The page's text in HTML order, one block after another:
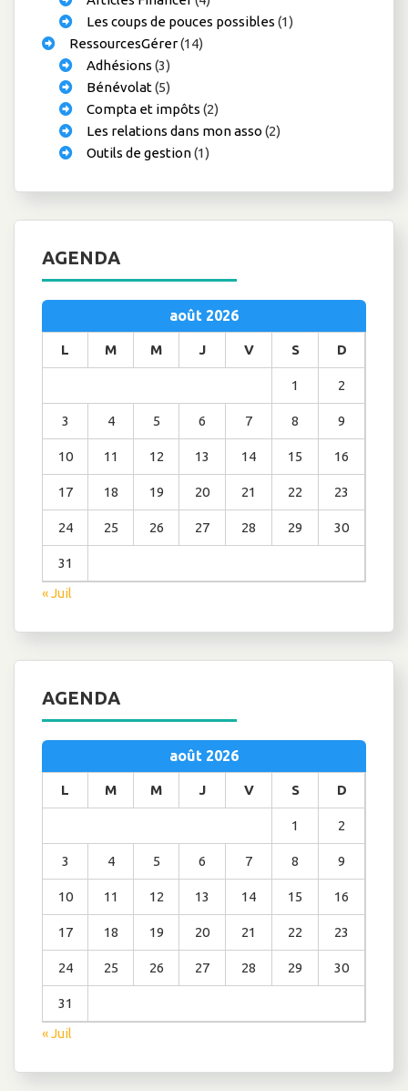
Les coups de pouces possibles (1)
RessourcesGérer(14)
Adhésions (3)
Bénévolat(5)
Compta et impôts (2)
Les relations dans mon asso (2)
Outils de gestion(1)
AGENDA
août 2026
L M M J V S D
1 2
3 4 5 6 7 8 9
10 11 12 13 14 15 16
17 18 19 20 21 22 23
24 25 26 27 28 29 30
31
« Juil
AGENDA
août 2026
L M M J V S D
1 2
3 4 5 6 7 8 9
10 11 12 13 14 15 16
17 18 19 20 21 22 23
24 25 26 27 28 29 30
31
« Juil